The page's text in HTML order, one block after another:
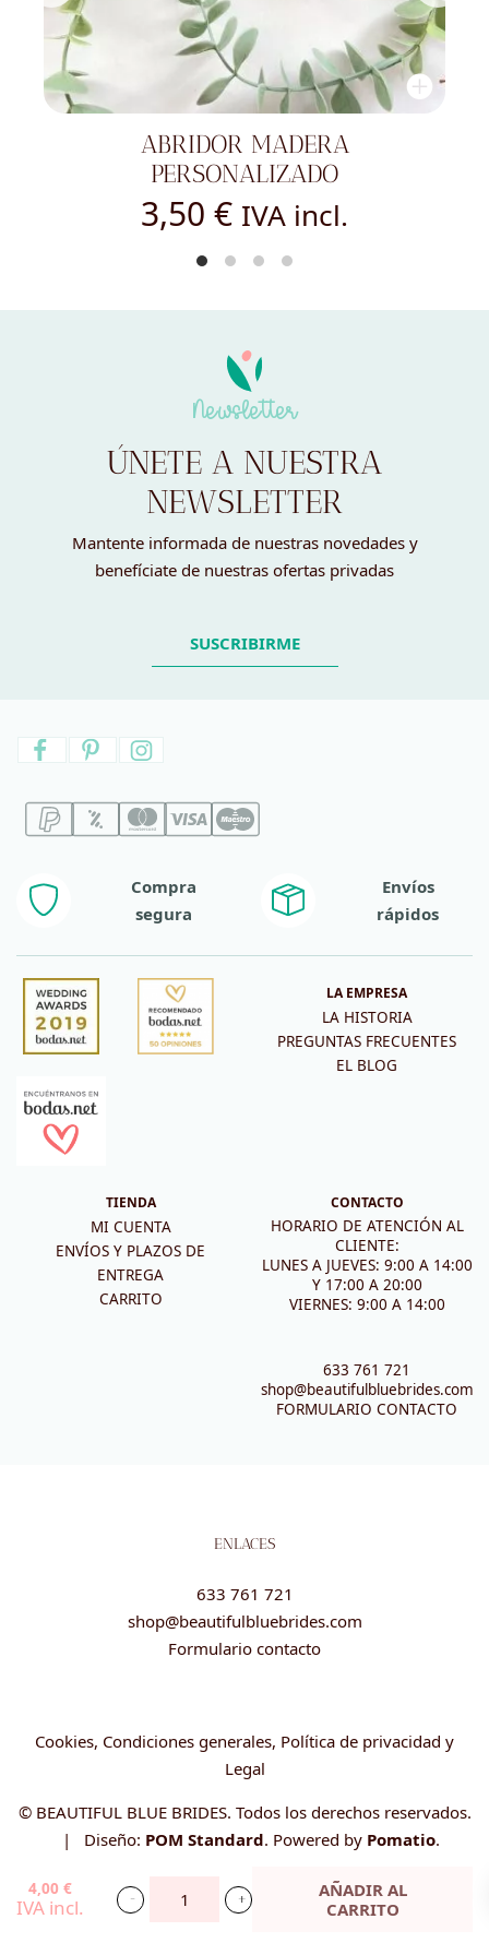
VELA AROMÁTICA MAMÁ CON
TAPA DE BAMBÚ
5,00€ IVA incl.
4,00 €
IVA incl.
Llavero
AÑADIR AL
CARRITO
Newsletter
ÚNETE A NUESTRA
NEWSLETTER
Mantente informada de nuestras novedades y
benefíciate de nuestras ofertas privadas
SUSCRIBIRME
Compra
segura
Envíos
rápidos
LA EMPRESA
LA HISTORIA
PREGUNTAS FRECUENTES
EL BLOG
TIENDA
MI CUENTA
ENVÍOS Y PLAZOS DE
ENTREGA
CARRITO
CONTACTO
HORARIO DE ATENCIÓN AL
CLIENTE:
LUNES A JUEVES: 9:00 A 14:00
Y 17:00 A 20:00
VIERNES: 9:00 A 14:00
633 761 721
shop@beautifulbluebrides.com
FORMULARIO CONTACTO
ENLACES
633 761 721
shop@beautifulbluebrides.com
Formulario contacto
Cookies, Condiciones generales, Política de privacidad y
Legal
© BEAUTIFUL BLUE BRIDES. Todos los derechos reservados.
| Diseño: POM Standard. Powered by Pomatio.